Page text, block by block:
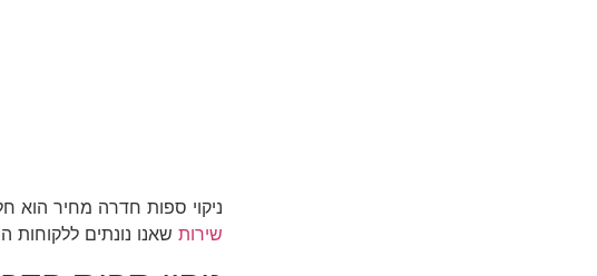
ניקוי ספות חדרה מחיר הוא
שירות שאנו נונתים ללקוחות